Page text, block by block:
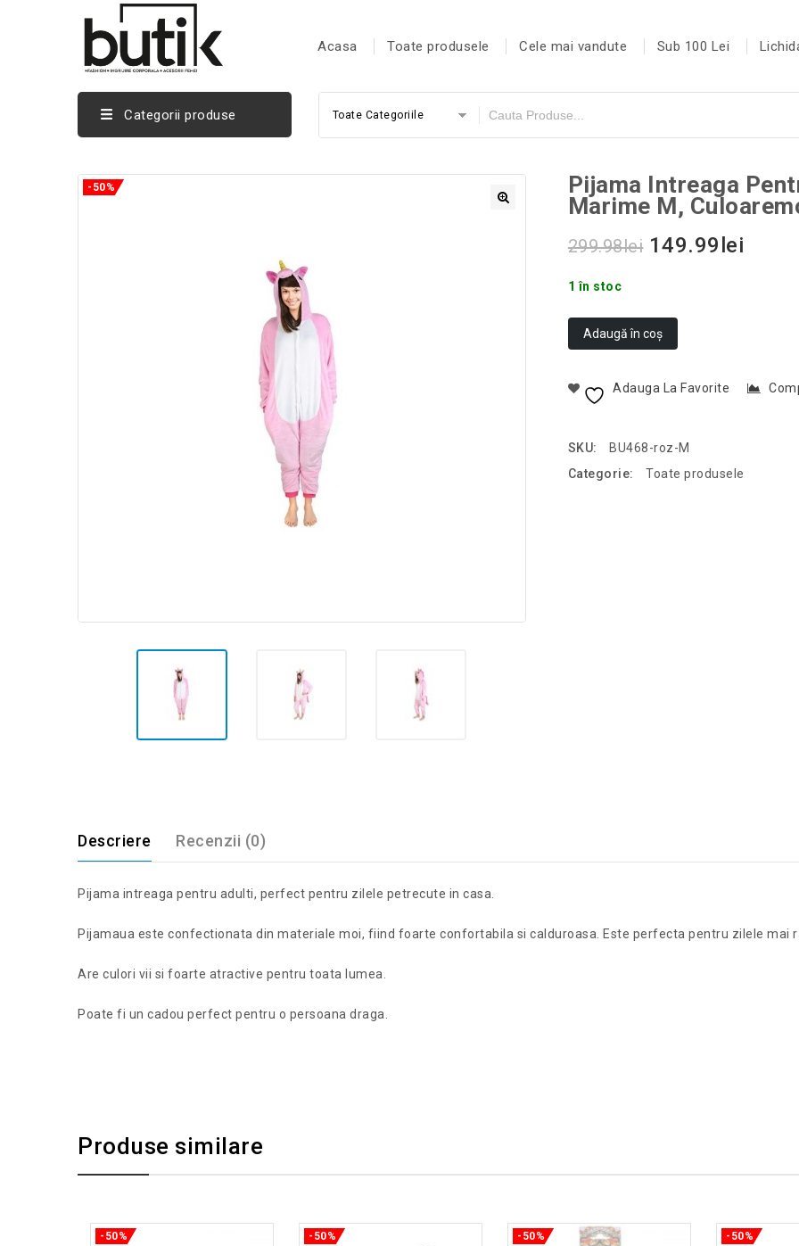
Acasa Toate produsele Cele mai vandute Sub 100 Lei
Categorii produse Toate Categoriile
-50%
Pijama Intreaga
Marime M,
299.98lei 149.99 lei
1 în stoc
Adaugă în coș
Adauga La Favorite
SKU:
BU468-roz-M
Categorie:
Toate produsele
Descriere Recenzii (0)
Pijama intreaga pentru adulti, perfect pentru zilele petrecute in casa.
Pijamaua este confectionata din materiale moi, fiind foarte confortabila si calduroasa. Este perfecta pentru zilele mai
Are culori vii si foarte atractive pentru toata lumea.
Poate fi un cadou perfect pentru o persoana draga.
Produse similare
-50% -50% -50% -50%